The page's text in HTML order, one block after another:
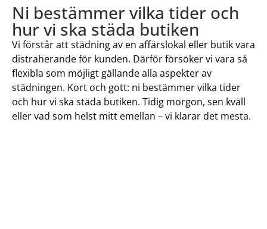
Ni bestämmer vilka tider och
hur vi ska städa butiken
Vi förstår att städning av en affärslokal eller butik vara
distraherande för kunden. Därför försöker vi vara så
flexibla som möjligt gällande alla aspekter av
städningen. Kort och gott: ni bestämmer vilka tider
och hur vi ska städa butiken. Tidig morgon, sen kväll
eller vad som helst mitt emellan – vi klarar det mesta.